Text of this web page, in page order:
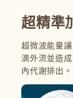
超精準
超微波能量
滴外流並造
內代謝排出。